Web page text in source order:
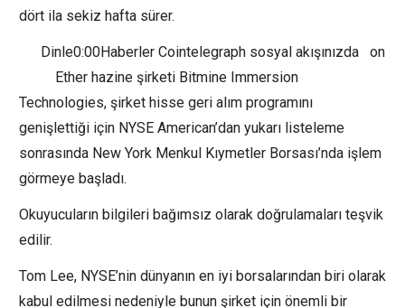
dört ila sekiz hafta sürer.
Dinle0:00Haberler Cointelegraph sosyal akışınızda on
Ether hazine şirketi Bitmine Immersion
Technologies, şirket hisse geri alım programını
genişlettiği için NYSE American’dan yukarı listeleme
sonrasında New York Menkul Kıymetler Borsası’nda işlem
görmeye başladı.
Okuyucuların bilgileri bağımsız olarak doğrulamaları teşvik
edilir.
Tom Lee, NYSE’nin dünyanın en iyi borsalarından biri olarak
kabul edilmesi nedeniyle bunun şirket için önemli bir